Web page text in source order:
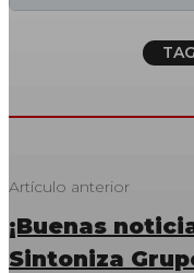
Artículo anterior
¡Buenas
Sintoniza